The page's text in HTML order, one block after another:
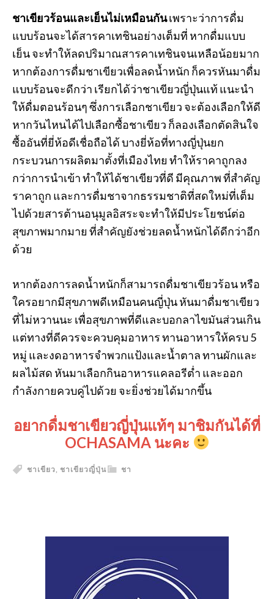
ชาเขียวร้อนและเย็นไม่เหมือนกันเพราะว่าการดื่ม
แบบร้อนจะได้สารคาเทชินอย่างเต็มที่ หากดื่มแบบ
เย็น จะทำให้ลดปริมาณสารคาเทชินจนเหลือน้อยมาก
หากต้องการดื่มชาเขียวเพื่อลดน้ำหนัก ก็ควรหันมาดื่ม
แบบร้อนจะดีกว่า เรียกได้ว่าชาเขียวญี่ปุ่นแท้ แนะนำ
ให้ดื่มตอนร้อนๆ ซึ่งการเลือกชาเขียว จะต้องเลือกให้ดี
หากวันไหนได้ไปเลือกซื้อชาเขียว ก็ลองเลือกตัดสินใจ
ซื้ออันที่ยี่ห้อดีเชื่อถือได้ บางยี่ห้อที่ทางญี่ปุ่นยก
กระบวนการผลิตมาตั้งที่เมืองไทย ทำให้ราคาถูกลง
กว่าการนำเข้า ทำให้ได้ชาเขียวที่ดี มีคุณภาพ ที่สำคัญ
ราคาถูก และการดื่มชาจากธรรมชาติที่สดใหม่ที่เต็ม
ไปด้วยสารต้านอนุมูลอิสระจะทำให้มีประโยชน์ต่อ
สุขภาพมากมาย ที่สำคัญยังช่วยลดน้ำหนักได้ดีกว่าอีก
ด้วย
หากต้องการลดน้ำหนักก็สามารถดื่มชาเขียวร้อน หรือ
ใครอยากมีสุขภาพดีเหมือนคนญี่ปุ่น หันมาดื่มชาเขียว
ที่ไม่หวานนะ เพื่อสุขภาพที่ดีและบอกลาไขมันส่วนเกิน
แต่ทางที่ดีควรจะควบคุมอาหาร ทานอาหารให้ครบ 5
หมู่ และงดอาหารจำพวกแป้งและน้ำตาล ทานผักและ
ผลไม้สด หันมาเลือกกินอาหารแคลอรีต่ำ และออก
กำลังกายควบคู่ไปด้วย จะยิ่งช่วยได้มากขึ้น
อยากดื่มชาเขียวญี่ปุ่นแท้ๆ มาชิมกันได้ที่
OCHASAMA นะคะ
ชา
ชาเขียว ชาเขียวญี่ปุ่น